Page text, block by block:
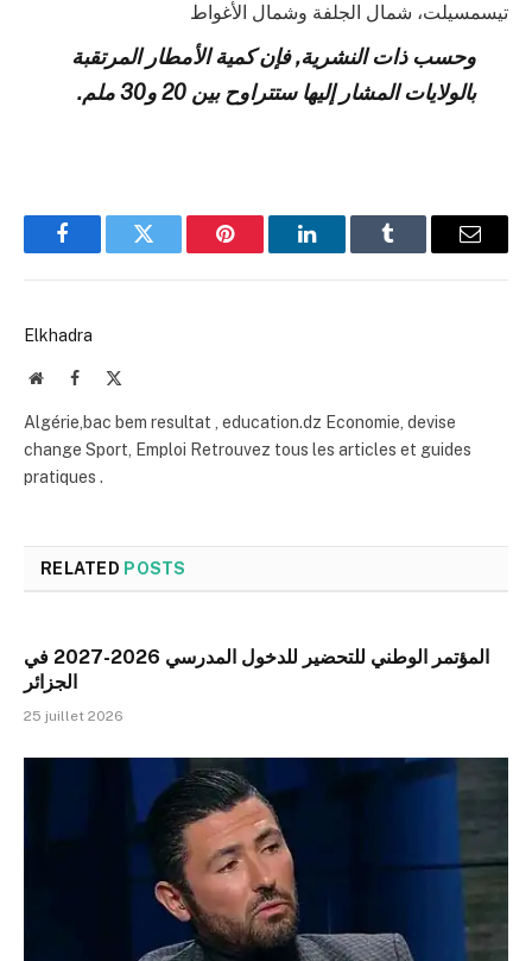
تيسمسيلت، شمال الجلفة وشمال الأغواط
وحسب ذات النشرية, فإن كمية الأمطار المرتقبة
بالولايات المشار إليها ستتراوح بين 20 و30 ملم.
FacebookTwitter Pinterest LinkedInTumblr Email
Elkhadra
WebsiteFacebook
Algérie,bac bem resultat , education.dz Economie, devise
change Sport, Emploi Retrouvez tous les articles et guides
pratiques .
RELATED POSTS
المؤتمر الوطني للتحضير للدخول المدرسي 2026-2027 في
الجزائر
25 juillet 2026